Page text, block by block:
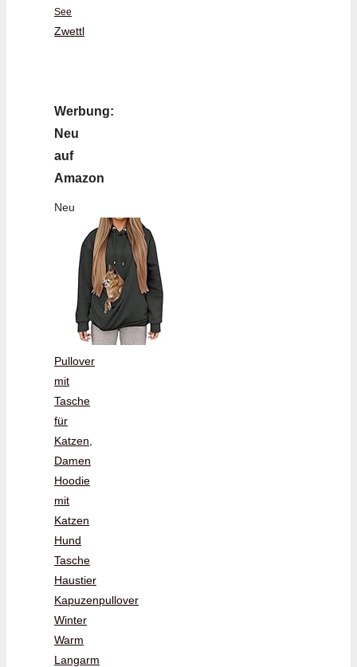
See
Zwettl
Werbung:
Neu
auf
Amazon
Neu
Pullover
mit
Tasche
für
Katzen,
Damen
Hoodie
mit
Katzen
Hund
Tasche
Haustier
Kapuzenpullover
Winter
Warm
Langarm